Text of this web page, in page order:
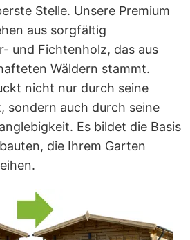
Stelle. Unsere Premium
aus sorgfältig
und Fichtenholz, das aus
Wäldern stammt.
nicht nur durch seine
sondern auch durch seine
Es bildet die Basis
die Ihrem Garten